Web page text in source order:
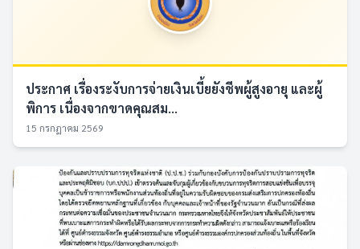
ประกาศ เรื่องระงับการจ่ายเงินเบี้ยยังชีพผู้สูงอายุ และผู้
พิการ เนื่องจากขาดคุณสม...
15 กรกฎาคม 2569